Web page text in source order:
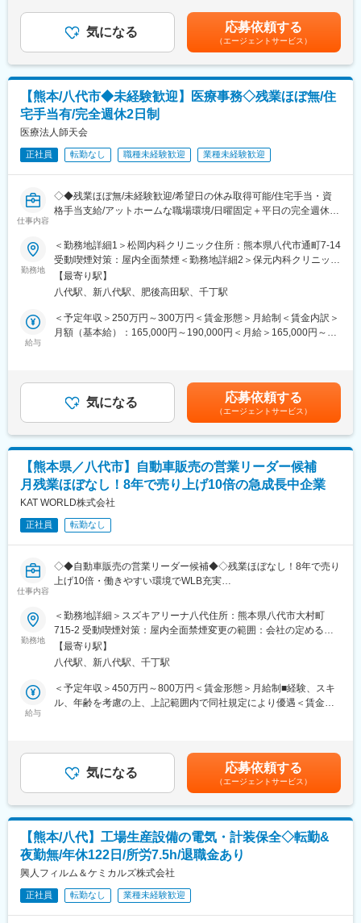
■想定されるキャリアパス
技術スタッフとして経験を積み、店長や管理職、他部門へのキャ
リアアップも目指せます。
■企業の特徴/魅力
KAT WORLD株式会社は、熊本県を拠点に自動車販売・整備事業
を展開する急成長企業です。2025年8月に社名変更を行い、自動
車部門以外の事業にも幅広く進出しています。過去8年間で売上が
10倍に伸びており、今期は28億円の売上を見込むなど、勢いのあ
変更の範囲：会社の定める業務
・月次点検（運転中）
・年次点検（停電して実施）
・日常巡視（異音・異臭・温度・外観確認）
絶縁抵抗測定（漏電・感電防止）
配線・端子の緩み確認
非常用発電機の試運転
※基本1人での作業ですが、危険が伴う作業は2人で対応します。
（2）保守保全業務（工事修理）の監督
（3）保安規定の改定案、作成（事務業務）
※半年に1回程度、夜間休日の緊急対応が発生する可能性がありま
す。
■組織構成
かれており、今回はエネルギー担当としてご入社いただきます。
エネルギー担当：3名（40代2名、30代1名）
■充実した福利厚生
5,000円（但し、賃料5万円まで）、家族同居者は1万6,000円負担
（但し、賃料8万円まで）
■当社の魅力
・当社はカップラーメンの包装、レトルト食品のパウチ、洗剤や
シャンプーの詰め替え容器など私たちの生活に密接に関わる製品
の包装に使用されるフィルムを製造しています。
・技術力と品質の高さが評価され、国内外の大手企業との安定し
た取引実績があります。海外大手企業からの引き合いも増加中
で、韓国・中国を中心とした海外市場へのシェア拡大を目指し、
設備投資も積極的に進行中です。
会社、株式会社TOPPAN株式会社、日清食品株式会社、三菱商事
株式会社、株式会社ヤクルト本社等
変更の範囲：会社の定める業務
であり、選考を通じて上下する可能性があります。月給(月額)は固
定手当を含めた表記です。
気になる 応募依頼する
（エージェントサービス）
【熊本/八代市◆未経験歓迎】医療事務◇残業ほぼ無/住
宅手当有/完全週休2日制
医療法人師天会
正社員 転勤なし 職種未経験歓迎 業種未経験歓迎
仕事内容
◇◆残業ほぼ無/未経験歓迎/希望日の休み取得可能/住宅手当・資
格手当支給/アットホームな職場環境/日曜固定＋平日の完全週休2
■業務内容：
透析クリニックにて、医療事務業務を担当します。
＜具体的には…＞
・受付対応（来院対応・会計）
・電話対応
・レセプト業務（診療報酬請求）
・落ち着いた診療環境で、特に日中は業務量にゆとりあり
・透析患者様が中心で、対応件数が比較的少ない
・レセコンシステムも統一されており、操作で迷いにくい環境
・患者様は長期通院の方が多く、顔なじみ中心の温かい雰囲気で
す。
・スタッフ同士の関係性も良く、穏やかで協力的な職場です。
・ママさんスタッフ多数在籍／育休・時短相談可能です。
■魅力：
・ワークライフバランスがとりやすい環境…
プライベートとの両立がしやすく、無理なく長く働くことが可能
です。
ママさんスタッフも多く在籍しているため、ライフイベントを迎
・落ち着いた診療環境…
業務に追われにくく未経験でも一つひとつ丁寧に覚えられる環境
です。
患者様も顔なじみが多く、安心して仕事に取り組むことができま
・残業が少なく安定した働き方ができる…
立ち仕事や不規則なシフトから負担の少ない働き方へシフトした
松岡内科と保元内科の2拠点で運営しており総務系や看護師さんへ
の部署異動も可能です。スタッフは皆優しく、定年後も再雇用で
働いている方もいるため、アットホームな雰囲気です。ママさん
スタッフも多く、産休・育休制度も整っています。時短勤務も応
相談で対応可能です。
■当社について：
熊本県八代市にて腎臓内科・透析医療を中心に地域医療を支えて
きた法人です。松岡内科クリニックは創業40年以上にわたり、か
勤務地
＜勤務地詳細1＞松岡内科クリニック住所：熊本県八代市通町7-14
受動喫煙対策：屋内全面禁煙＜勤務地詳細2＞保元内科クリニック
住所：熊本県八代市永碇町1323-3 受動喫煙対策：屋内全面禁煙変
更の範囲：会社の定める事業所
【最寄り駅】
八代駅、新八代駅、肥後高田駅、千丁駅
給与
＜予定年収＞250万円～300万円＜賃金形態＞月給制＜賃金内訳＞
月額（基本給）：165,000円～190,000円＜月給＞165,000円～
り、選考を通じて上下する可能性があります。月給(月額)は固定手
当を含めた表記です。
気になる 応募依頼する
（エージェントサービス）
【熊本県／八代市】自動車販売の営業リーダー候補
月残業ほぼなし！8年で売り上げ10倍の急成長中企業
KAT WORLD株式会社
正社員 転勤なし
仕事内容
◇◆自動車販売の営業リーダー候補◆◇残業ほぼなし！8年で売り
上げ10倍・働きやすい環境でWLB充実
■採用背景：事業拡大に伴う増員採用です。当社は自動車販売事業
を軸に様々な事業拡大中で、8年で売り上げ10倍の急成長企業で
す。そんな当社で今回自動車販売の営業リーダー候補を募集しま
す。
■仕事の内容：
・スズキの正規代理店の同社の営業職として個人のお客様向けに
■職務詳細：
・新規のお客様への新車、中古車の提案
・自動車保険の提案
■職務の特徴：
基本給で安定した給与を見込むことができ、販売台数、オプショ
ンの販売数に応じてインセンティブの支給もあります。社員の中
には夏期賞与だけで150万円支給の社員も在籍しています。
◇モデル年収例：
勤務地
＜勤務地詳細＞スズキアリーナ八代住所：熊本県八代市大村町
715-2 受動喫煙対策：屋内全面禁煙変更の範囲：会社の定める事
業所
【最寄り駅】
八代駅、新八代駅、千丁駅
給与
＜予定年収＞450万円～800万円＜賃金形態＞月給制■経験、スキ
ル、年齢を考慮の上、上記範囲内で同社規定により優遇＜賃金内
年収例：・例1：入社3年目／550万円（月給35万＋賞与）・例2：
入社5年目／700万円（月給45万＋賞与）賃金はあくまでも目安の
金額であり、選考を通じて上下する可能性があります。月給(月額)
は固定手当を含めた表記です。
気になる 応募依頼する
（エージェントサービス）
【熊本/八代】工場生産設備の電気・計装保全◇転勤&
夜勤無/年休122日/所労7.5h/退職金あり
興人フィルム＆ケミカルズ株式会社
正社員 転勤なし 業種未経験歓迎